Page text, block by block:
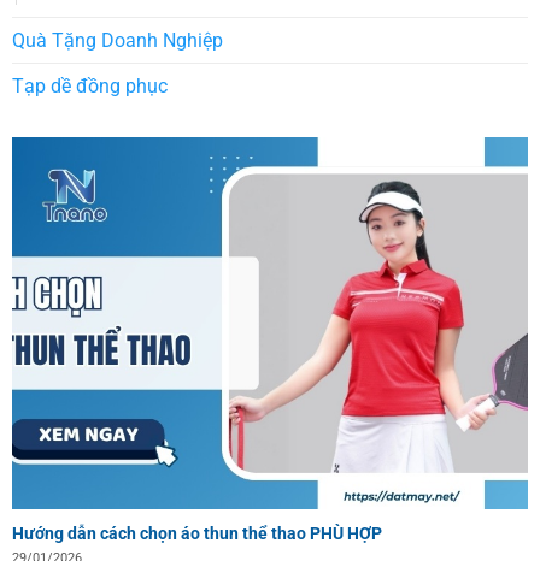
Quà Tặng Doanh Nghiệp
Tạp dề đồng phục
Hướng dẫn cách chọn áo thun thể thao PHÙ HỢP
29/01/2026